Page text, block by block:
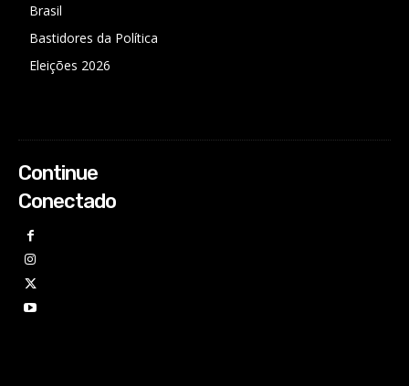
Brasil
Bastidores da Política
Eleições 2026
Continue
Conectado